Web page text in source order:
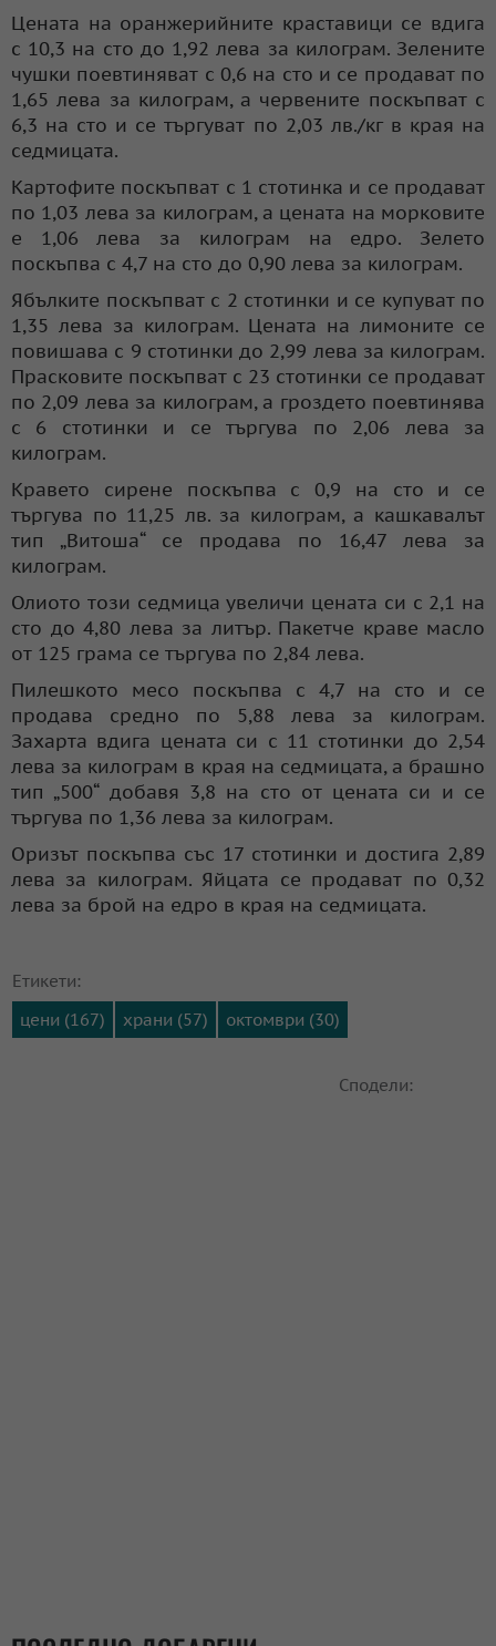
Цената на оранжерийните краставици се вдига
с 10,3 на сто до 1,92 лева за килограм. Зелените
чушки поевтиняват с 0,6 на сто и се продават по
1,65 лева за килограм, а червените поскъпват с
6,3 на сто и се търгуват по 2,03 лв./кг в края на
седмицата.
Картофите поскъпват с 1 стотинка и се продават
по 1,03 лева за килограм, а цената на морковите
е 1,06 лева за килограм на едро. Зелето
поскъпва с 4,7 на сто до 0,90 лева за килограм.
Ябълките поскъпват с 2 стотинки и се купуват по
1,35 лева за килограм. Цената на лимоните се
повишава с 9 стотинки до 2,99 лева за килограм.
Прасковите поскъпват с 23 стотинки се продават
по 2,09 лева за килограм, а гроздето поевтинява
с 6 стотинки и се търгува по 2,06 лева за
килограм.
Кравето сирене поскъпва с 0,9 на сто и се
търгува по 11,25 лв. за килограм, а кашкавалът
тип „Витоша“ се продава по 16,47 лева за
килограм.
Олиото този седмица увеличи цената си с 2,1 на
сто до 4,80 лева за литър. Пакетче краве масло
от 125 грама се търгува по 2,84 лева.
Пилешкото месо поскъпва с 4,7 на сто и се
продава средно по 5,88 лева за килограм.
Захарта вдига цената си с 11 стотинки до 2,54
лева за килограм в края на седмицата, а брашно
тип „500“ добавя 3,8 на сто от цената си и се
търгува по 1,36 лева за килограм.
Оризът поскъпва със 17 стотинки и достига 2,89
лева за килограм. Яйцата се продават по 0,32
лева за брой на едро в края на седмицата.
Етикети:
цени (167)
храни (57) октомври (30)
Сподели: